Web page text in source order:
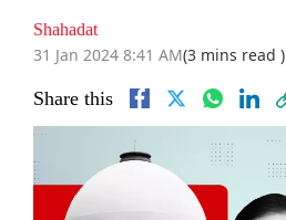
Shahadat
31 Jan 2024 8:41 AM(3 mins read )
Share this